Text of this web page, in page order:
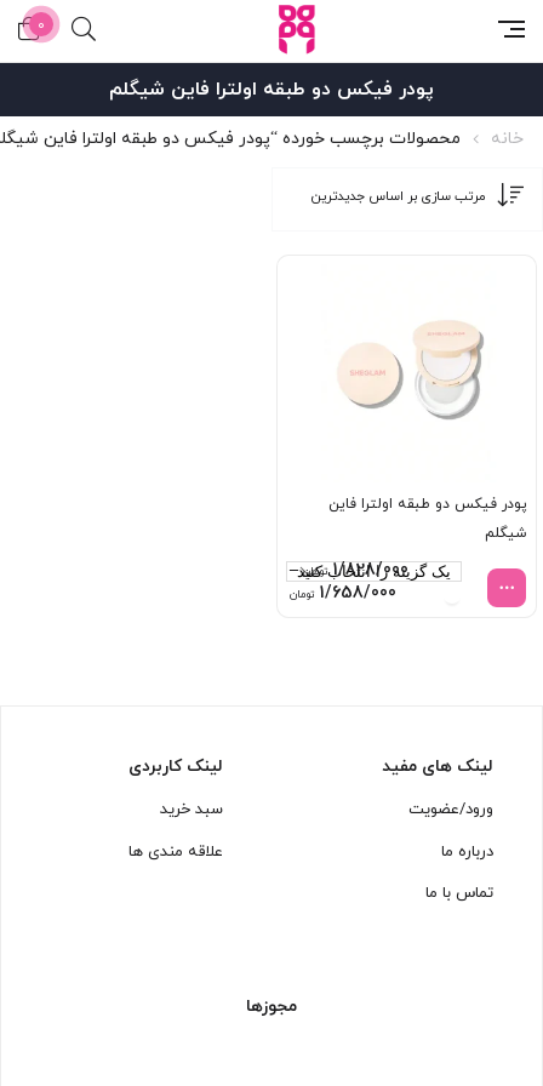
0
پودر فیکس دو طبقه اولترا فاین شیگلم
خانه محصولات برچسب خورده “پودر فیکس دو طبقه اولترا فاین
پودر فیکس دو طبقه اولترا فاین
شیگلم
1/828/000 تومان –
1/658/000 تومانPrice
لینک های مفید
ورود/عضویت
درباره ما
تماس با ما
لینک کاربردی
سبد خرید
علاقه مندی ها
مجوزها